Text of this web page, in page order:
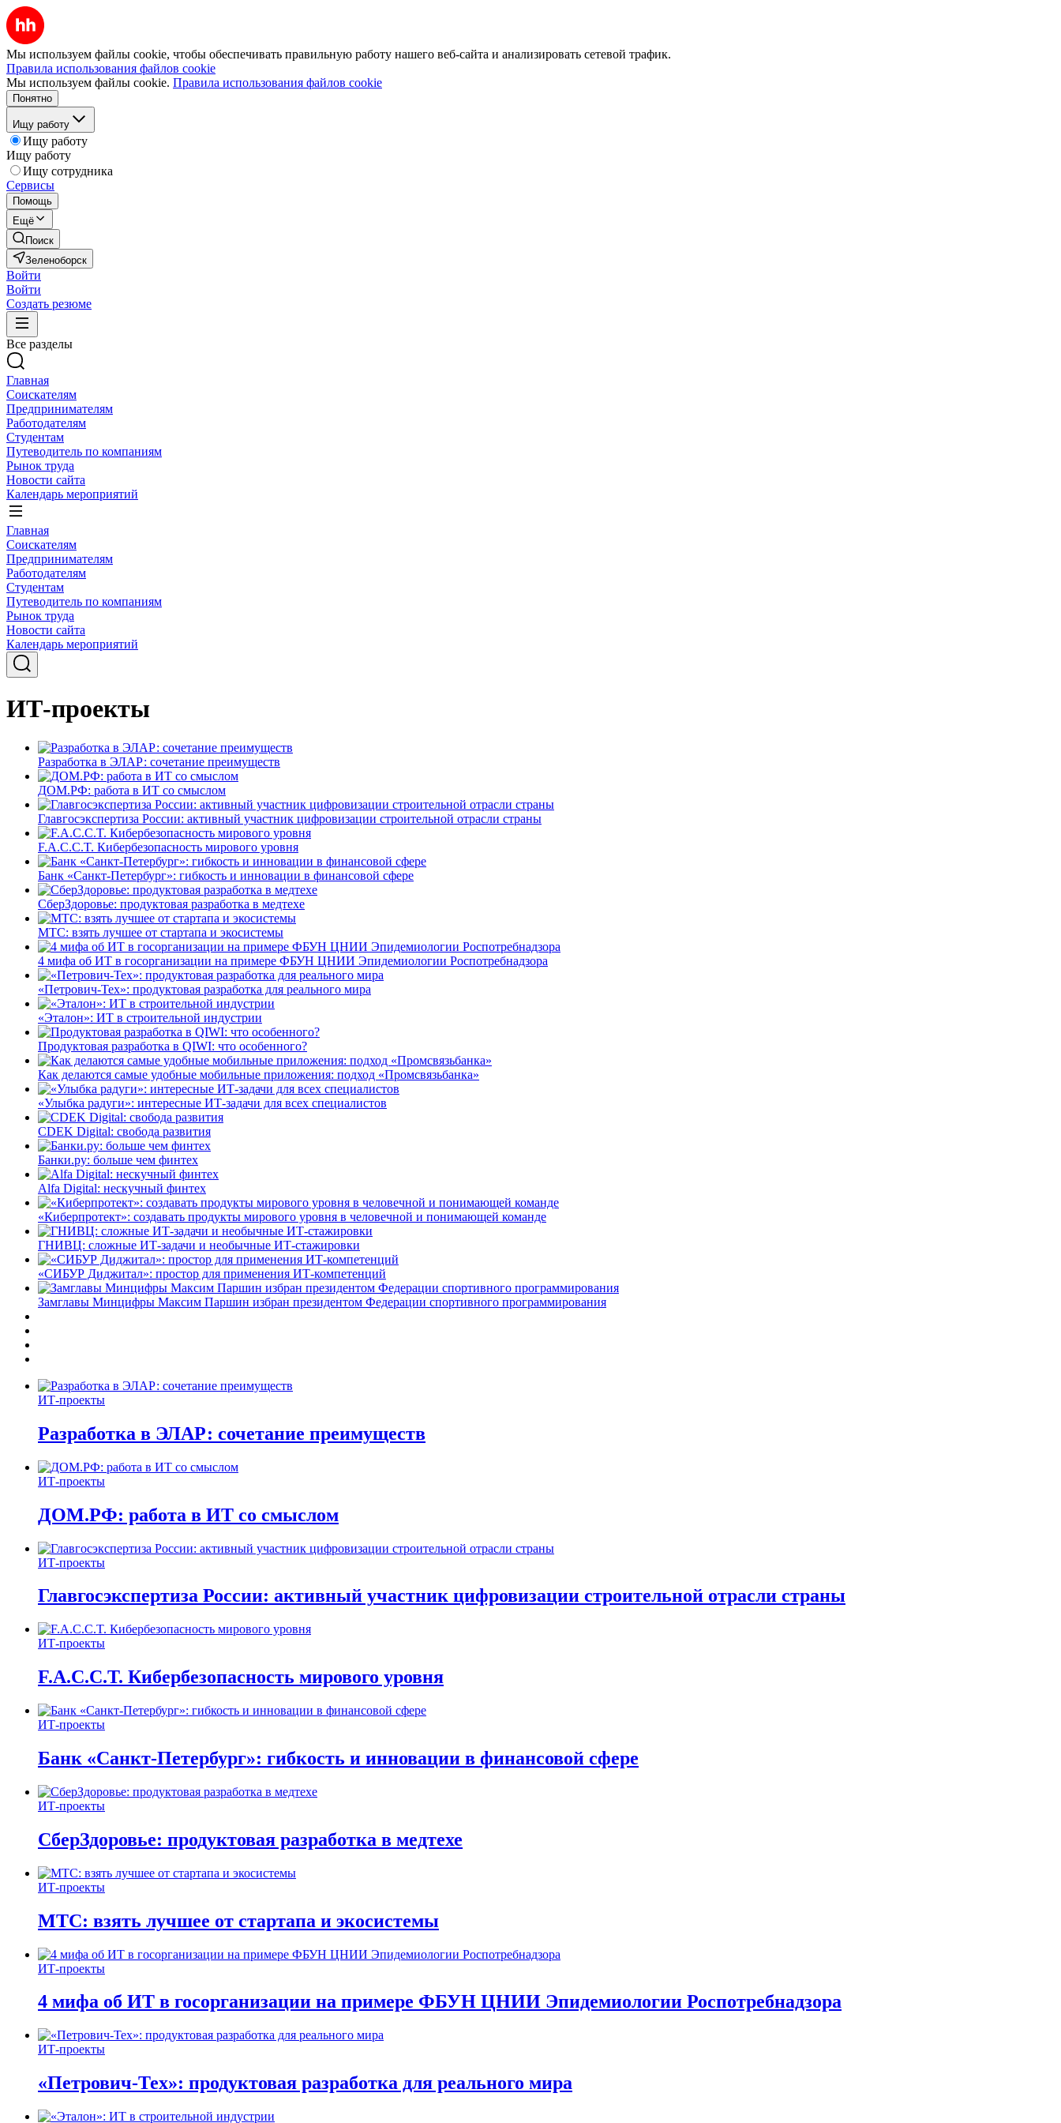
Мы используем файлы cookie, чтобы обеспечивать правильную работу нашего веб-сайта и анализировать сетевой трафик.
Правила использования файлов cookie
Мы используем файлы cookie. Правила использования файлов cookie
Понятно
Ищу работу
Ищу работу
Ищу работу
Ищу сотрудника
Сервисы
Помощь
Ещё
Поиск
Зеленоборск
Войти
Войти
Создать резюме
Все разделы
Главная
Соискателям
Предпринимателям
Работодателям
Студентам
Путеводитель по компаниям
Рынок труда
Новости сайта
Календарь мероприятий
Главная
Соискателям
Предпринимателям
Работодателям
Студентам
Путеводитель по компаниям
Рынок труда
Новости сайта
Календарь мероприятий
ИТ-проекты
Разработка в ЭЛАР: сочетание преимуществ
ДОМ.РФ: работа в ИТ со смыслом
Главгосэкспертиза России: активный участник цифровизации строительной отрасли страны
F.A.C.C.T. Кибербезопасность мирового уровня
Банк «Санкт-Петербург»: гибкость и инновации в финансовой сфере
СберЗдоровье: продуктовая разработка в медтехе
МТС: взять лучшее от стартапа и экосистемы
4 мифа об ИТ в госорганизации на примере ФБУН ЦНИИ Эпидемиологии Роспотребнадзора
«Петрович-Тех»: продуктовая разработка для реального мира
«Эталон»: ИТ в строительной индустрии
Продуктовая разработка в QIWI: что особенного?
Как делаются самые удобные мобильные приложения: подход «Промсвязьбанка»
«Улыбка радуги»: интересные ИТ-задачи для всех специалистов
CDEK Digital: свобода развития
Банки.ру: больше чем финтех
Alfa Digital: нескучный финтех
«Киберпротект»: создавать продукты мирового уровня в человечной и понимающей команде
ГНИВЦ: сложные ИТ‑задачи и необычные ИТ‑стажировки
«СИБУР Диджитал»: простор для применения ИТ-компетенций
Замглавы Минцифры Максим Паршин избран президентом Федерации спортивного программирования
ИТ-проекты
Разработка в ЭЛАР: сочетание преимуществ
ИТ-проекты
ДОМ.РФ: работа в ИТ со смыслом
ИТ-проекты
Главгосэкспертиза России: активный участник цифровизации строительной отрасли страны
ИТ-проекты
F.A.C.C.T. Кибербезопасность мирового уровня
ИТ-проекты
Банк «Санкт-Петербург»: гибкость и инновации в финансовой сфере
ИТ-проекты
СберЗдоровье: продуктовая разработка в медтехе
ИТ-проекты
МТС: взять лучшее от стартапа и экосистемы
ИТ-проекты
4 мифа об ИТ в госорганизации на примере ФБУН ЦНИИ Эпидемиологии Роспотребнадзора
ИТ-проекты
«Петрович-Тех»: продуктовая разработка для реального мира